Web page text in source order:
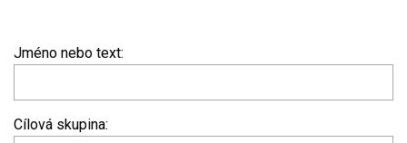
Jméno nebo text:
Cílová skupina: